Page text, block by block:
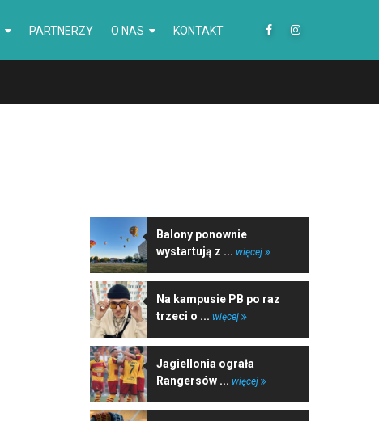
PARTNERZY O NAS KONTAKT
Balony ponownie
wystartują z ... więcej
Na kampusie PB po raz
trzeci o ... więcej
Jagiellonia ograła
Rangersów ... więcej